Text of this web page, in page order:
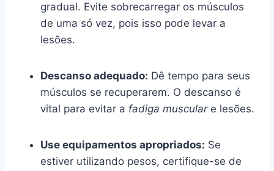
gradual. Evite sobrecarregar os músculos
de uma só vez, pois isso pode levar a
lesões.
Descanso adequado: Dê tempo para seus
músculos se recuperarem. O descanso é
vital para evitar a fadiga musculare lesões.
Use equipamentos apropriados: Se
estiver utilizando pesos, certifique-se de